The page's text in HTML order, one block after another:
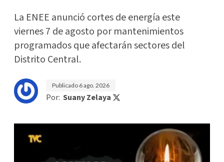
La ENEE anunció cortes de energía este
viernes 7 de agosto por mantenimientos
programados que afectarán sectores del
Distrito Central.
Publicado 6 ago. 2026
Por: Suany Zelaya